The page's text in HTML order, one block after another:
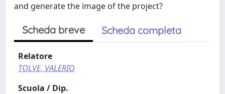
and generate the image of the project?
Scheda breve Scheda completa
Relatore
TOLVE, VALERIO
Scuola / Dip.